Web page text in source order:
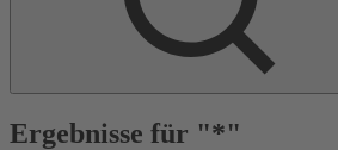
Ergebnisse für "*"